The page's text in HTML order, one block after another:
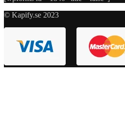
© Kapify.se 2023